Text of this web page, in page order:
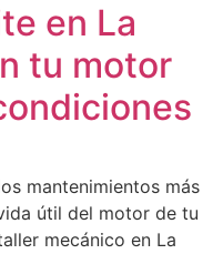
en La
tu motor
mantenimientos más
útil del motor de tu
mecánico en La